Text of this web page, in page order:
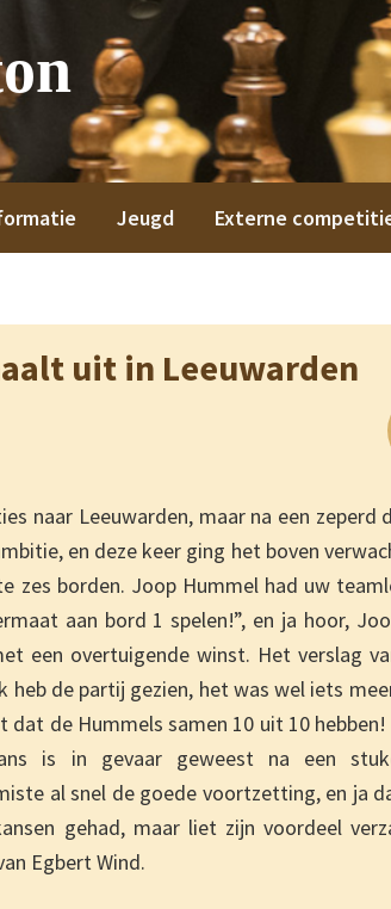
Jeugd Externe
uit in Leeuwarden
naar Leeuwarden, maar na een zeperd
en deze keer ging het boven
zes borden. Joop Hummel had uw
aan bord 1 spelen!”, en ja hoor,
een overtuigende winst. Het verslag
heb de partij gezien, het was wel iets
de Hummels samen 10 uit 10 hebben!
is in gevaar geweest na een
al snel de goede voortzetting, en ja
gehad, maar liet zijn voordeel
Egbert Wind.